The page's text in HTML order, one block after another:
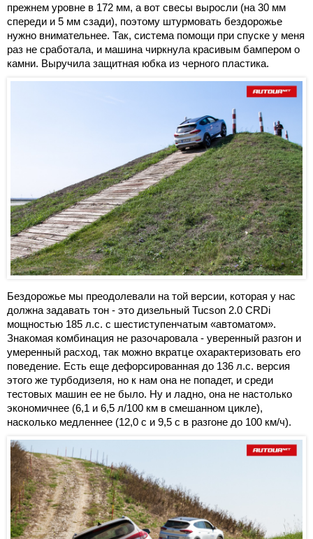
прежнем уровне в 172 мм, а вот свесы выросли (на 30 мм
спереди и 5 мм сзади), поэтому штурмовать бездорожье
нужно внимательнее. Так, система помощи при спуске у меня
раз не сработала, и машина чиркнула красивым бампером о
камни. Выручила защитная юбка из черного пластика.
Бездорожье мы преодолевали на той версии, которая у нас
должна задавать тон - это дизельный Tucson 2.0 CRDi
мощностью 185 л.с. с шестиступенчатым «автоматом».
Знакомая комбинация не разочаровала - уверенный разгон и
умеренный расход, так можно вкратце охарактеризовать его
поведение. Есть еще дефорсированная до 136 л.с. версия
этого же турбодизеля, но к нам она не попадет, и среди
тестовых машин ее не было. Ну и ладно, она не настолько
экономичнее (6,1 и 6,5 л/100 км в смешанном цикле),
насколько медленнее (12,0 с и 9,5 с в разгоне до 100 км/ч).